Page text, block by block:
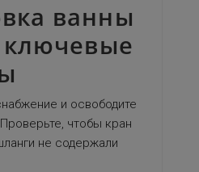
ванны
ключевые
и освободите
чтобы кран
не содержали